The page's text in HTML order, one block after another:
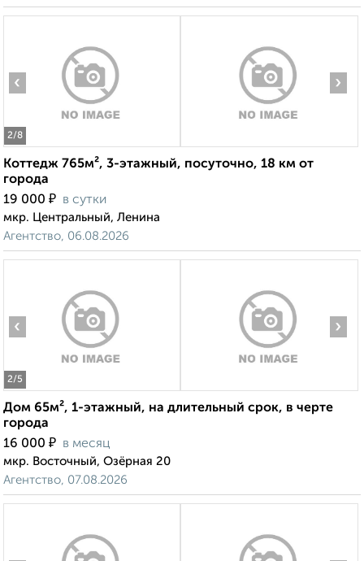
2/8
‹ ›
Коттедж 765м², 3-этажный, посуточно, 18 км от
города
19 000 ₽ в сутки
мкр. Центральный, Ленина
Агентство, 06.08.2026
2/5
‹ ›
Дом 65м², 1-этажный, на длительный срок, в черте
города
16 000 ₽ в месяц
мкр. Восточный, Озёрная 20
Агентство, 07.08.2026